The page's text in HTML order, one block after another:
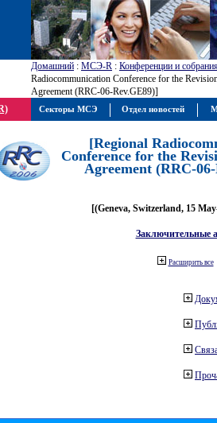
Домашний : МСЭ-R : Конференции и
Radiocommunication Conference for the
Agreement (RRC-06-Rev.GE89)]
[Regional
Conference for the
Agreement (RRC-
[(Geneva, Switzerland, 15
Заключительные
Расширить все
Секторы МСЭ Отдел новостей